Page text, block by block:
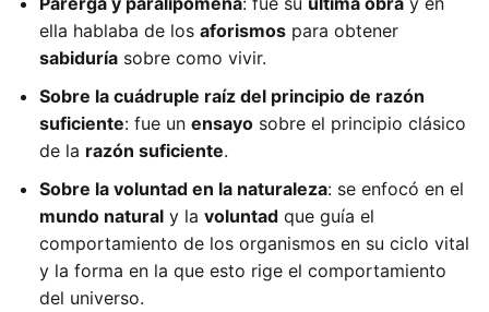
ella hablaba de los aforismos para obtener
sabiduría sobre como vivir.
Sobre la cuádruple raíz del principio de razón
suficiente: fue un ensayo sobre el principio clásico
de la razón suficiente.
Sobre la voluntad en la naturaleza: se enfocó en el
mundo natural y la voluntad que guía el
comportamiento de los organismos en su ciclo vital
y la forma en la que esto rige el comportamiento
del universo.